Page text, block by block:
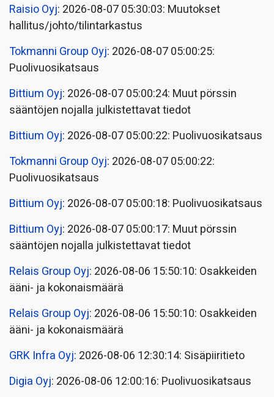
Raisio Oyj: 2026-08-07 05:30:03: Muutokset
hallitus/johto/tilintarkastus
Tokmanni Group Oyj: 2026-08-07 05:00:25:
Puolivuosikatsaus
Bittium Oyj: 2026-08-07 05:00:24: Muut pörssin
sääntöjen nojalla julkistettavat tiedot
Bittium Oyj: 2026-08-07 05:00:22: Puolivuosikatsaus
Tokmanni Group Oyj: 2026-08-07 05:00:22:
Puolivuosikatsaus
Bittium Oyj: 2026-08-07 05:00:18: Puolivuosikatsaus
Bittium Oyj: 2026-08-07 05:00:17: Muut pörssin
sääntöjen nojalla julkistettavat tiedot
Relais Group Oyj: 2026-08-06 15:50:10: Osakkeiden
ääni- ja kokonaismäärä
Relais Group Oyj: 2026-08-06 15:50:10: Osakkeiden
ääni- ja kokonaismäärä
GRK Infra Oyj: 2026-08-06 12:30:14: Sisäpiiritieto
Digia Oyj: 2026-08-06 12:00:16: Puolivuosikatsaus